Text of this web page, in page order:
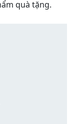
quà tặng.